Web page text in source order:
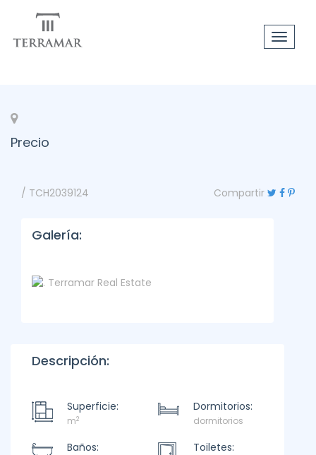
Toggle
Precio
/ TCH2039124 Compartir
Galería:
Descripción:
Superficie:
m2
Dormitorios:
dormitorios
Baños:
Toiletes: